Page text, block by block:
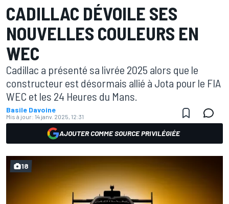
CADILLAC DÉVOILE SES
NOUVELLES COULEURS EN
WEC
Cadillac a présenté sa livrée 2025 alors que le
constructeur est désormais allié à Jota pour le FIA
WEC et les 24 Heures du Mans.
Basile Davoine
Mis à jour: 14 janv. 2025, 12:31
AJOUTER COMME SOURCE PRIVILÉGIÉE
18